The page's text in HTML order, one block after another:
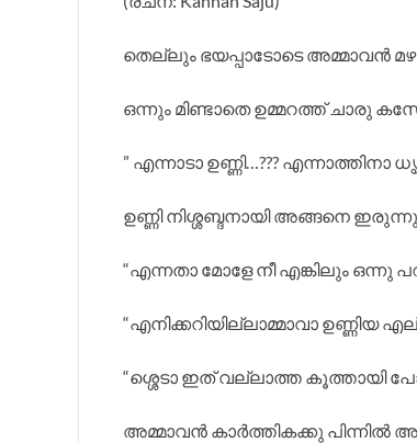
തെല്ലും ഭയപ്പാടോടെ അമ്മാവൻ
ഒന്നും മിണ്ടാതെ ഉമ്മറത്ത് ചാരു
” എന്നാടാ ഉണ്ണി…??? എന്നാത്തിനാ
ഉണ്ണി നിശ്ശബ്ദനായി അങ്ങനെ
“എന്നതാ മോളേ നീ എങ്കിലും ഒന്നു
“എനിക്കറിയില്ലാമ്മാവാ
“ശ്ശെടാ ഇത് വല്ലാത്ത കൂത്തായി
അമ്മാവൻ കാർത്തികക്കു പിന്നിൽ